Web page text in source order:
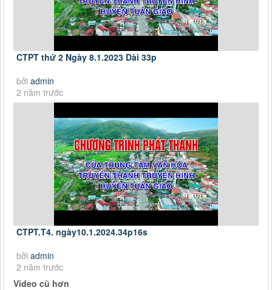
CTPT thứ 2 Ngày 8.1.2023 Dài 33p
bởi admin
2 năm trước
CTPT.T4. ngày10.1.2024.34p16s
bởi admin
2 năm trước
Video cũ hơn